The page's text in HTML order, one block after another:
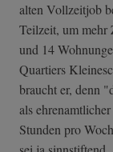
alten Vollzeitjob
Teilzeit, um mehr
und 14
Quartiers
braucht er, denn
als
Stunden pro